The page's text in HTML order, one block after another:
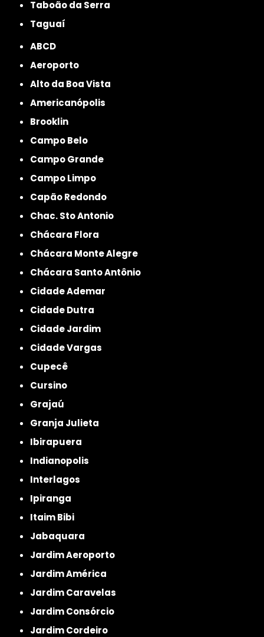
Taboão da Serra
Taguaí
ABCD
Aeroporto
Alto da Boa Vista
Americanópolis
Brooklin
Campo Belo
Campo Grande
Campo Limpo
Capão Redondo
Chac. Sto Antonio
Chácara Flora
Chácara Monte Alegre
Chácara Santo Antônio
Cidade Ademar
Cidade Dutra
Cidade Jardim
Cidade Vargas
Cupecê
Cursino
Grajaú
Granja Julieta
Ibirapuera
Indianopolis
Interlagos
Ipiranga
Itaim Bibi
Jabaquara
Jardim Aeroporto
Jardim América
Jardim Caravelas
Jardim Consórcio
Jardim Cordeiro